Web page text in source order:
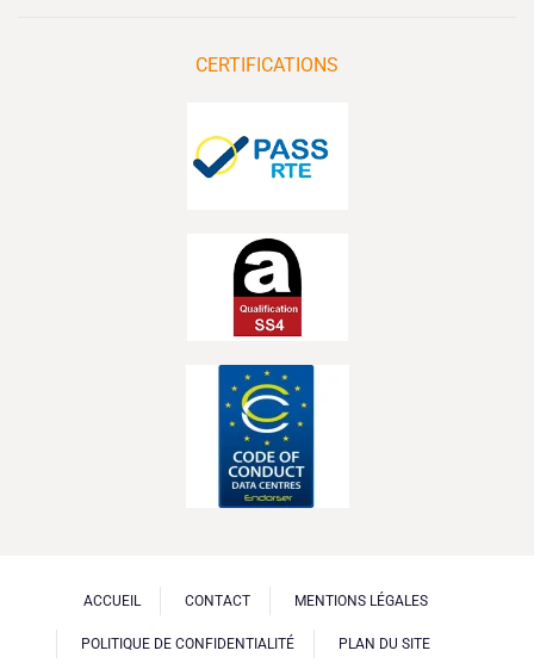
CERTIFICATIONS
ACCUEIL CONTACT MENTIONS LÉGALES
POLITIQUE DE CONFIDENTIALITÉ PLAN DU SITE